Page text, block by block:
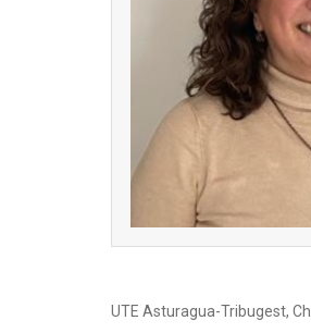
UTE Asturagua-Tribugest,